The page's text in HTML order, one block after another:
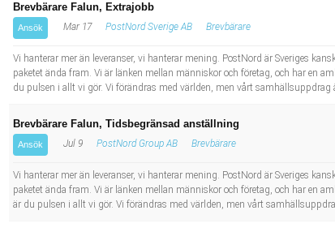
Brevbärare Falun, Extrajobb
Ansök Mar 17 PostNord Sverige AB Brevbärare
Vi hanterar mer än leveranser, vi hanterar mening. PostNord är Sveriges
paketet ända fram. Vi är länken mellan människor och företag, och har en
du pulsen i allt vi gör. Vi förändras med världen, men vårt samhällsuppdrag
Brevbärare Falun, Tidsbegränsad anställning
Ansök Jul 9 PostNord Group AB Brevbärare
Vi hanterar mer än leveranser, vi hanterar mening. PostNord är Sveriges
paketet ända fram. Vi är länken mellan människor och företag, och har en
är du pulsen i allt vi gör. Vi förändras med världen, men vårt